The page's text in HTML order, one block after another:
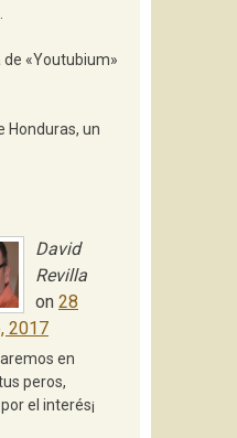
de «Youtubium»
Honduras, un
David
Revilla
on 28
2017
en
peros,
el interés¡